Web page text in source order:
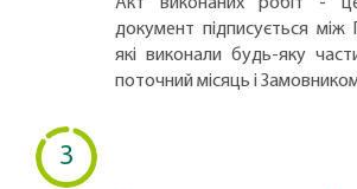
документ підписується між
які виконали будь-яку
поточний місяць і
3